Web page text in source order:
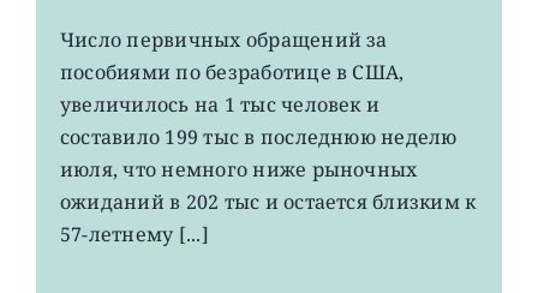
первичных
за
безработице
в
остается
Число первичных обращений за
пособиями по безработице в США,
увеличилось на 1 тыс человек и
составило 199 тыс в последнюю неделю
июля, что немного ниже рыночных
ожиданий в 202 тыс и остается близким к
57-летнему [...]